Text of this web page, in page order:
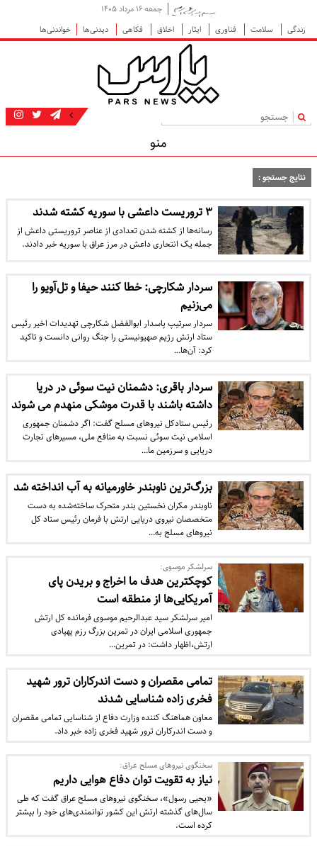
جمعه ۱۶ مرداد ۱۴۰۵
زندگی
سلامت فناوری ایثار اخلاق فکاهی دیدنی‌ها خواندنی‌ها
|
منو
نتایج جستجو :
۳ تروریست داعشی با سوریه کشته شدند
رسانه‌ها از کشته شدن تعدادی از عناصر تروریستی داعش از
جمله یک انتحاری داعش در مرز عراق با سوریه خبر دادند.
سردار شکارچی: خطا کنند حیفا و تل‌آویو را
می‌زنیم
سردار سرتیپ پاسدار ابوالفضل شکارچی تهدیدات اخیر رئیس
ستاد ارتش رژیم صهیونیستی را جنگ روانی دانست و تاکید
کرد: آن‌ها…
سردار باقری: دشمنان نیت سوئی در دریا
داشته باشند با قدرت موشکی منهدم می شوند
رئیس ستادکل نیروهای مسلح گفت: اگر دشمنان جمهوری
اسلامی نیت سوئی نسبت به منافع ملی، مسیرهای تجارت
دریایی و سرزمین ما…
بزرگ‌ترین ناوبندر خاورمیانه به آب انداخته شد
ناوبندر مکران نخستین بندر متحرک ساخته‌شده به دست
متخصصان نیروی دریایی ارتش با فرمان رئیس ستاد کل
نیرو‌های مسلح به…
سرلشکر موسوی:
کوچکترین هدف ما اخراج و بریدن پای
آمریکایی‌ها از منطقه است
امیر سرلشکر سید عبدالرحیم موسوی فرمانده کل ارتش
جمهوری اسلامی ایران در تمرین بزرگ رزم پهپادی
ارتش،اظهار داشت: در تمرین…
تمامی مقصران و دست اندرکاران ترور شهید
فخری زاده شناسایی شدند
معاون هماهنگ کننده وزارت دفاع از شناسایی تمامی مقصران
و دست اندرکاران ترور شهید فخری زاده خبر داد.
سخنگوی نیروهای مسلح عراق:
نیاز به تقویت توان دفاع هوایی داریم
«یحیی رسول»، سخنگوی نیروهای مسلح عراق گفت که طی
سال‌های گذشته ارتش این کشور توانمند‌ی‌های خود را بیشتر
کرده است.